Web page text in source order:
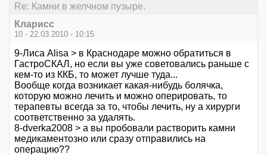
Re: Камни в желчном пузыре.
Кларисс
10 - 22.03.2010 - 10:15
9-Лиса Alisa > в Краснодаре можно обратиться в
ГастроСКАЛ, но если вы уже советовались раньше с
кем-то из ККБ, то может лучше туда...
Вообще когда возникает какая-нибудь болячка,
которую можно лечить и можно оперировать, то
терапевты всегда за то, чтобы лечить, ну а хирурги
соответственно за удалять.
8-dverka2008 > а вы пробовали растворить камни
медикаментозно или сразу отправились на
операцию??